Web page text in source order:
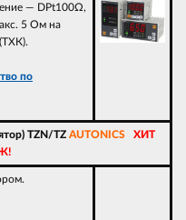
— DPt100Ω,
5 Ом на
по
TZN/TZ AUTONICS ХИТ